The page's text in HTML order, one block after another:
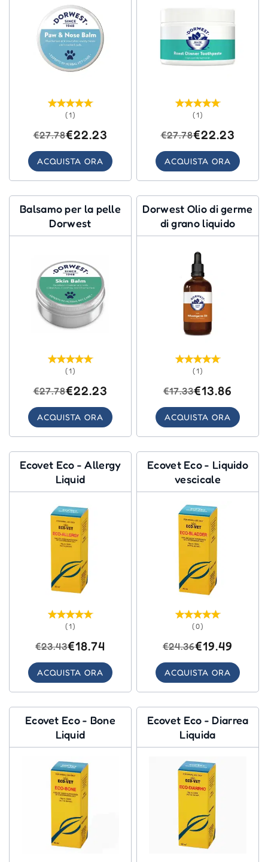
(1)
€27.78€22.23
ACQUISTA ORA
(1)
€27.78€22.23
ACQUISTA ORA
Balsamo per la pelle
Dorwest
(1)
€27.78€22.23
ACQUISTA ORA
Dorwest Olio di germe
di grano liquido
(1)
€17.33€13.86
ACQUISTA ORA
Ecovet Eco - Allergy
Liquid
(1)
€23.43€18.74
ACQUISTA ORA
Ecovet Eco - Liquido
vescicale
(0)
€24.36€19.49
ACQUISTA ORA
Ecovet Eco - Bone
Liquid
Ecovet Eco - Diarrea
Liquida